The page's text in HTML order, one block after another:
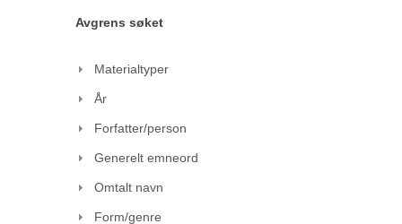
Avgrens søket
Materialtyper
År
Forfatter/person
Generelt emneord
Omtalt navn
Form/genre